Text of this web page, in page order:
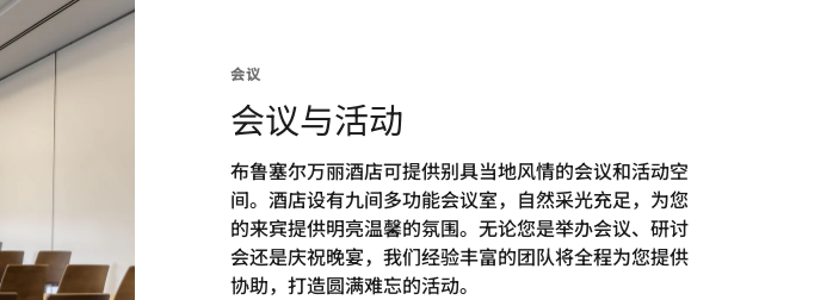
会议
会议与活动
布鲁塞尔万丽酒店可提供别具当地风情的会议和活动空
间。酒店设有九间多功能会议室，自然采光充足，为您
的来宾提供明亮温馨的氛围。无论您是举办会议、研讨
会还是庆祝晚宴，我们经验丰富的团队将全程为您提供
协助，打造圆满难忘的活动。